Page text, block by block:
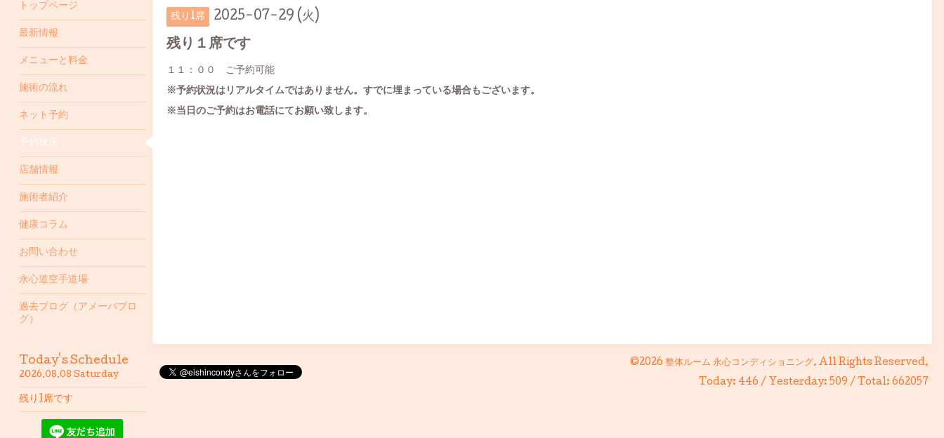
残り1席 2025-07-29 (火)
残り１席です
１１：００ ご予約可能
※予約状況はリアルタイムではありません。すでに埋まっている場合もございます。
※当日のご予約はお電話にてお願い致します。
©2026 整体ルーム 永心コンディショニング. All Rights Reserved.
Today: 446 / Yesterday: 509 / Total: 662057
トップページ
最新情報
メニューと料金
施術の流れ
ネット予約
予約状況
店舗情報
施術者紹介
健康コラム
お問い合わせ
永心道空手道場
過去ブログ（アメーバブロ
グ）
Today's Schedule
2026.08.08 Saturday
残り1席です